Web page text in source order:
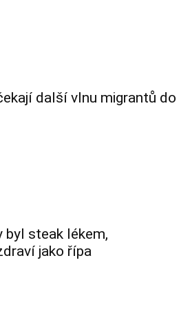
další vlnu migrantů do
byl steak lékem,
jako řípa